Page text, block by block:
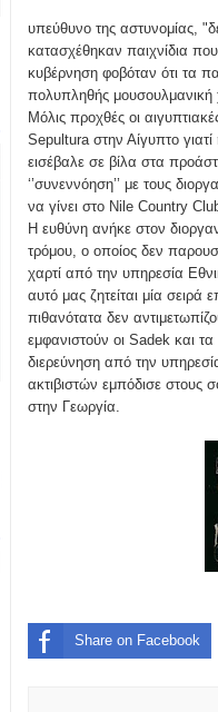
υπεύθυνο της αστυνομίας,
κατασχέθηκαν παιχνίδια
κυβέρνηση φοβόταν ότι τα
πολυπληθής μουσουλμανική
Μόλις προχθές οι
Sepultura στην Αίγυπτο
εισέβαλε σε βίλα στα
‘’συνεννόηση’’ με τους
να γίνει στο Nile Country
Η ευθύνη ανήκε στον
τρόμου, ο οποίος δεν
χαρτί από την υπηρεσία
αυτό μας ζητείται μία
πιθανότατα δεν
εμφανιστούν οι Sadek και
διερεύνηση από την
ακτιβιστών εμπόδισε στους
στην Γεωργία.
Share on Facebook